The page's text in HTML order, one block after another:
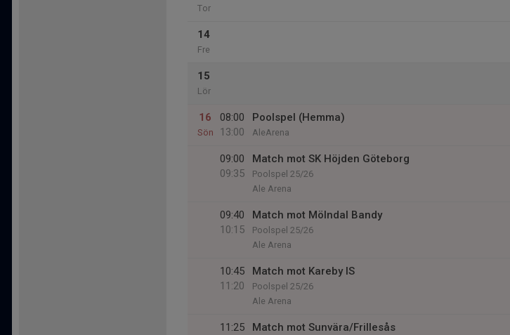
Tor
14
Fre
15
Lör
16
Sön
08:00
13:00
Poolspel (Hemma)
AleArena
09:00
09:35
Match mot SK Höjden Göteborg
Poolspel 25/26
Ale Arena
09:40
10:15
Match mot Mölndal Bandy
Poolspel 25/26
Ale Arena
10:45
11:20
Match mot Kareby IS
Poolspel 25/26
Ale Arena
11:25
Match mot Sunvära/Frillesås